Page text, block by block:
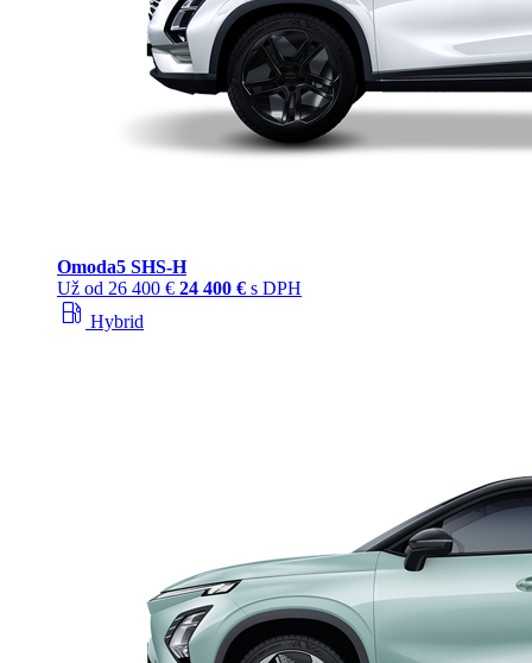
Omoda5 SHS‑H
Už od 26 400 € 24 400 € s DPH
local_gas_station Hybrid